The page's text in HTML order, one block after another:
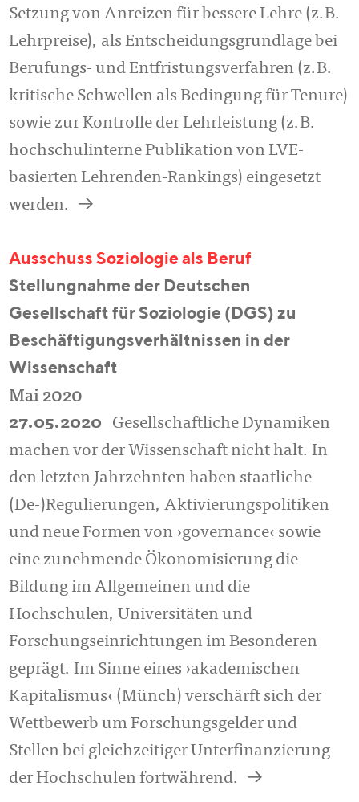
Setzung von Anreizen für bessere Lehre (z.B.
Lehrpreise), als Ent­schei­dungs­grundlage bei
Berufungs- und Entfris­tungs­­verfahren (z.B.
kritische Schwel­len als Bedingung für Tenure)
sowie zur Kontrolle der Lehrleistung (z.B.
hochschulinterne Publikation von LVE-
basierten Lehrenden-Ran­kings) eingesetzt
werden.
a
Ausschuss Soziologie als Beruf
Stellungnahme der Deutschen
Gesellschaft für Soziologie (DGS) zu
Beschäftigungsverhältnissen in der
Wissenschaft
Mai 2020
27.05.2020
Gesellschaftliche Dynamiken
machen vor der Wissenschaft nicht halt. In
den letzten Jahrzehnten haben staatliche
(De-)Regulierungen, Aktivierungspolitiken
und neue Formen von ›governance‹ sowie
eine zunehmende Ökonomisierung die
Bildung im Allgemeinen und die
Hochschulen, Universitäten und
Forschungseinrichtungen im Besonderen
geprägt. Im Sinne eines ›akademischen
Kapitalismus‹ (Münch) verschärft sich der
Wettbewerb um Forschungsgelder und
Stellen bei gleichzeitiger Unterfinanzierung
der Hochschulen fortwährend.
a